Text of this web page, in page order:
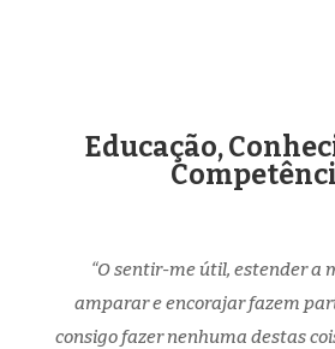
Educação,
“O sentir-me útil, estender a
amparar e encorajar fazem
consigo fazer nenhuma destas